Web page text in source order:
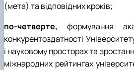
(мета) та відповідних кроків;
по-четверте, формування
конкурентоздатності
і науковому просторах та
міжнародних рейтингах